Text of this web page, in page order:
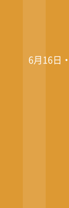
6月16日